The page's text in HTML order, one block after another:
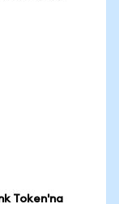
Token'na